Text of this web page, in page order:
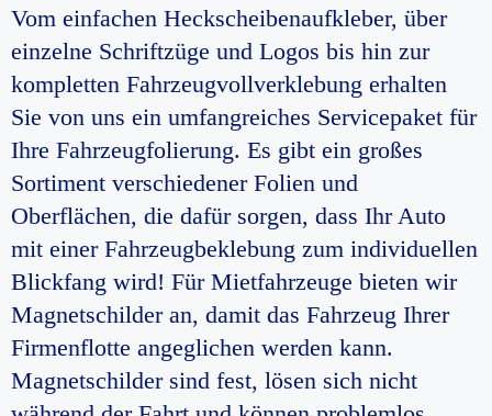
Vom einfachen Heckscheibenaufkleber, über
einzelne Schriftzüge und Logos bis hin zur
kompletten Fahrzeugvollverklebung erhalten
Sie von uns ein umfangreiches Servicepaket für
Ihre Fahrzeugfolierung. Es gibt ein großes
Sortiment verschiedener Folien und
Oberflächen, die dafür sorgen, dass Ihr Auto
mit einer Fahrzeugbeklebung zum individuellen
Blickfang wird! Für Mietfahrzeuge bieten wir
Magnetschilder an, damit das Fahrzeug Ihrer
Firmenflotte angeglichen werden kann.
Magnetschilder sind fest, lösen sich nicht